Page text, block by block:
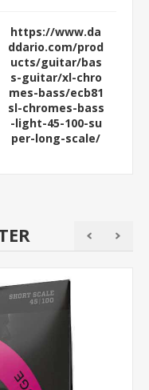
https://www.da
ddario.com/prod
ucts/guitar/bas
s-guitar/xl-chro
mes-bass/ecb81
sl-chromes-bass
-light-45-100-su
per-long-scale/